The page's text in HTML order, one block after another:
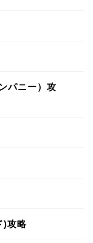
パニー）攻
)攻略